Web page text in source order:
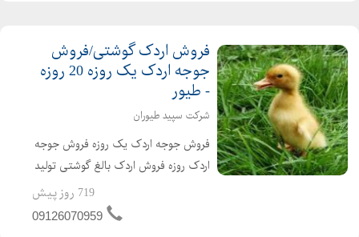
فروش اردک گوشتی/فروش
جوجه اردک یک روزه 20 روزه
- طیور
شرکت سپید طیوران
فروش جوجه اردک یک روزه فروش جوجه
اردک روزه فروش اردک بالغ گوشتی تولید
کننده ی جوجه اردک از یک روزه تا بالغ
فروش اردک گوشتی عمده ای و خرده ای
719 روز پیش
09126070959